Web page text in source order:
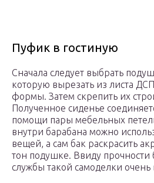
Пуфик в гостиную
Сначала следует выбрать
которую вырезать из листа
формы. Затем скрепить их
Полученное сиденье
помощи пары мебельных
внутри барабана можно
вещей, а сам бак раскрасить
тон подушке. Ввиду прочности
службы такой самоделки очень